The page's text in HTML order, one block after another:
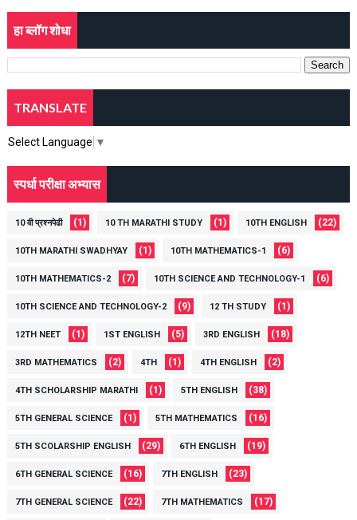
हा ब्लॉग शोधा
TRANSLATE
Select Language ▼
स्पर्धा परीक्षा अभ्यास
10 वी प्रश्नपेढी (1) 10 TH MARATHI STUDY (1) 10TH ENGLISH (22)
10TH MARATHI SWADHYAY (1) 10TH MATHEMATICS-1 (6)
10TH MATHEMATICS-2 (7) 10TH SCIENCE AND TECHNOLOGY-1 (6)
10TH SCIENCE AND TECHNOLOGY-2 (9) 12 TH STUDY (1)
12TH NEET (1) 1ST ENGLISH (5) 3RD ENGLISH (18)
3RD MATHEMATICS (2) 4TH (1) 4TH ENGLISH (2)
4TH SCHOLARSHIP MARATHI (1) 5TH ENGLISH (38)
5TH GENERAL SCIENCE (1) 5TH MATHEMATICS (16)
5TH SCOLARSHIP ENGLISH (29) 6TH ENGLISH (19)
6TH GENERAL SCIENCE (16) 7TH ENGLISH (23)
7TH GENERAL SCIENCE (22) 7TH MATHEMATICS (17)